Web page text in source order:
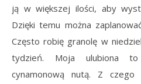
ją w większej ilości, aby
Dzięki temu można
Często robię granolę w
tydzień. Moja ulubiona
cynamonową nutą. Z czego